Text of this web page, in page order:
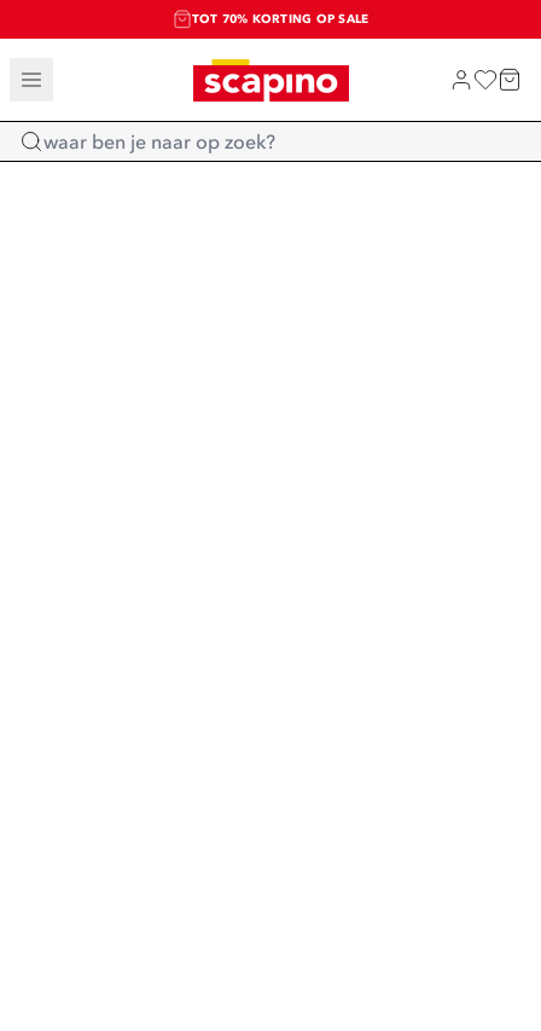
TOT 70% KORTING OP SALE
SALE: LAATSTE KANS!
SHOP NIEUW
Home